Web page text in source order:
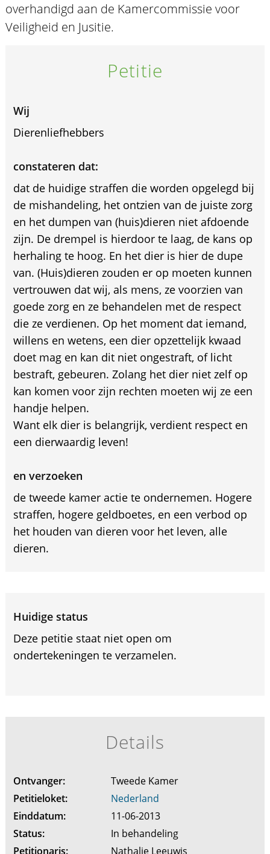
overhandigd aan de Kamercommissie voor
Veiligheid en Jusitie.
Petitie
Wij
Dierenliefhebbers
constateren dat:
dat de huidige straffen die worden opgelegd bij
de mishandeling, het ontzien van de juiste zorg
en het dumpen van (huis)dieren niet afdoende
zijn. De drempel is hierdoor te laag, de kans op
herhaling te hoog. En het dier is hier de dupe
van. (Huis)dieren zouden er op moeten kunnen
vertrouwen dat wij, als mens, ze voorzien van
goede zorg en ze behandelen met de respect
die ze verdienen. Op het moment dat iemand,
willens en wetens, een dier opzettelijk kwaad
doet mag en kan dit niet ongestraft, of licht
bestraft, gebeuren. Zolang het dier niet zelf op
kan komen voor zijn rechten moeten wij ze een
handje helpen.
Want elk dier is belangrijk, verdient respect en
een dierwaardig leven!
en verzoeken
de tweede kamer actie te ondernemen. Hogere
straffen, hogere geldboetes, en een verbod op
het houden van dieren voor het leven, alle
dieren.
Huidige status
Deze petitie staat niet open om
ondertekeningen te verzamelen.
Details
Ontvanger:
Tweede Kamer
Petitieloket:
Nederland
Einddatum:
11-06-2013
Status:
In behandeling
Petitionaris:
Nathalie Leeuwis